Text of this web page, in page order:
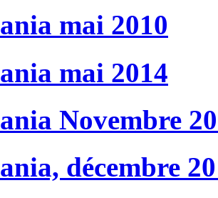
mai 2010
mai 2014
Novembre
décembre